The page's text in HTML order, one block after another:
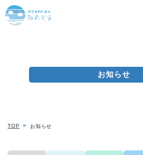
お知らせ
TOP お知らせ